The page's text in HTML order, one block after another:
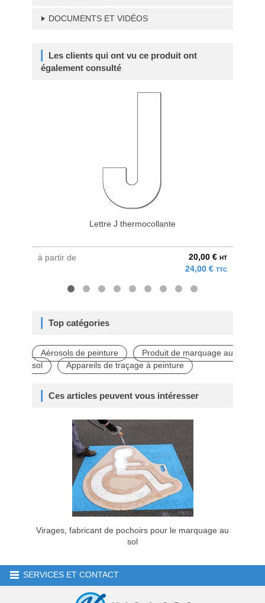
DOCUMENTS ET VIDÉOS
Les clients qui ont vu ce produit ont
également consulté
Lettre J thermocollante
à partir de 20,00 € HT
24,00 € TTC
Top catégories
Aérosols de peinture
Produit de marquage au
sol
Appareils de traçage à peinture
Ces articles peuvent vous intéresser
Virages, fabricant de pochoirs pour le marquage au
sol
SERVICES ET CONTACT